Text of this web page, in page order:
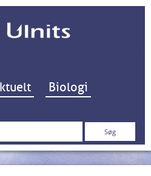
Hop til indhold
Biologi